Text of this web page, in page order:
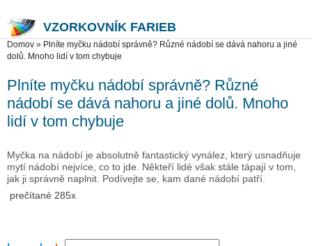
VZORKOVNÍK FARIEB
Nachádzate sa tu
Domov » Plníte myčku nádobí správně? Různé nádobí se dává nahoru a jiné
dolů. Mnoho lidí v tom chybuje
Plníte myčku nádobí správně? Různé
nádobí se dává nahoru a jiné dolů. Mnoho
lidí v tom chybuje
Myčka na nádobí je absolutně fantastický vynález, který usnadňuje
mytí nádobí nejvíce, co to jde. Někteří lidé však stále tápají v tom,
jak ji správně naplnit. Podívejte se, kam dané nádobí patří.
prečítané 285x